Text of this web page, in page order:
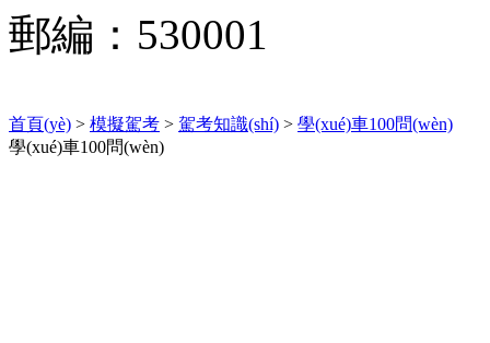
郵編：530001
首頁(yè) > 模擬駕考 > 駕考知識(shí) > 學(xué)車100問(wèn)
學(xué)車100問(wèn)